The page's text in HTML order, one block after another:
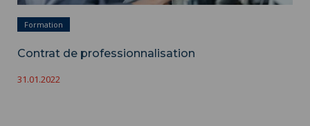
Formation
Contrat de professionnalisation
31.01.2022